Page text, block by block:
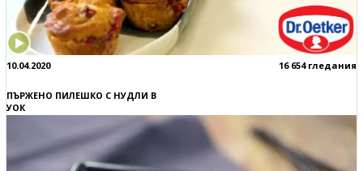
10.04.2020 16 654 гледания
ПЪРЖЕНО ПИЛЕШКО С НУДЛИ В
УОК